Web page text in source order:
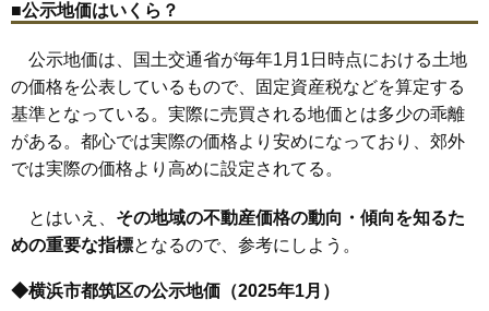
■公示地価はいくら？
公示地価は、国土交通省が毎年1月1日時点における土地
の価格を公表しているもので、固定資産税などを算定する
基準となっている。実際に売買される地価とは多少の乖離
がある。都心では実際の価格より安めになっており、郊外
では実際の価格より高めに設定されてる。
とはいえ、 その地域の不動産価格の動向・傾向を知るた
めの重要な指標となるので、参考にしよう。
◆横浜市都筑区の公示地価（2025年1月）